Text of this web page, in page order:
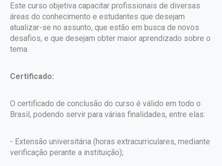
Este curso objetiva capacitar profissionais de diversas
áreas do conhecimento e estudantes que desejam
atualizar-se no assunto, que estão em busca de novos
desafios, e que desejam obter maior aprendizado sobre o
tema.
Certificado:
O certificado de conclusão do curso é válido em todo o
Brasil, podendo servir para várias finalidades, entre elas:
- Extensão universitária (horas extracurriculares, mediante
verificação perante a instituição);